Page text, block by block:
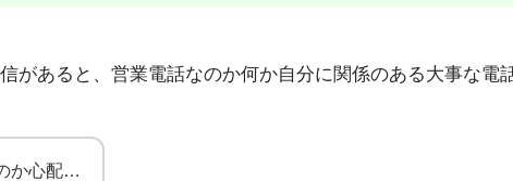
があると、営業電話なのか何か自分に関係のある大事な
か心配…